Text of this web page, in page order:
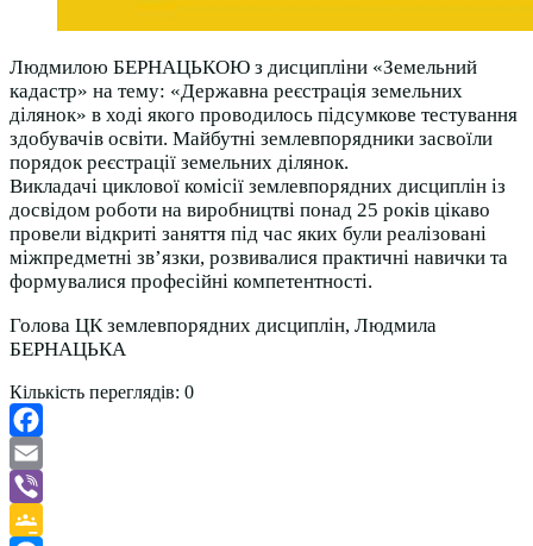
Людмилою БЕРНАЦЬКОЮ з дисципліни «Земельний
кадастр» на тему: «Державна реєстрація земельних
ділянок» в ході якого проводилось підсумкове тестування
здобувачів освіти. Майбутні землевпорядники засвоїли
порядок реєстрації земельних ділянок.
Викладачі циклової комісії землевпорядних дисциплін із
досвідом роботи на виробництві понад 25 років цікаво
провели відкриті заняття під час яких були реалізовані
міжпредметні зв’язки, розвивалися практичні навички та
формувалися професійні компетентності.
Голова ЦК землевпорядних дисциплін, Людмила
БЕРНАЦЬКА
Кількість переглядів: 0
Facebook
Email
Viber